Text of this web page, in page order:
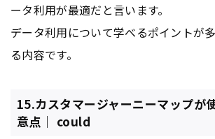
ータ利用が最適だと言います。
データ利用について学べるポイントが
る内容です。
15.カスタマージャーニーマップが
意点｜ could